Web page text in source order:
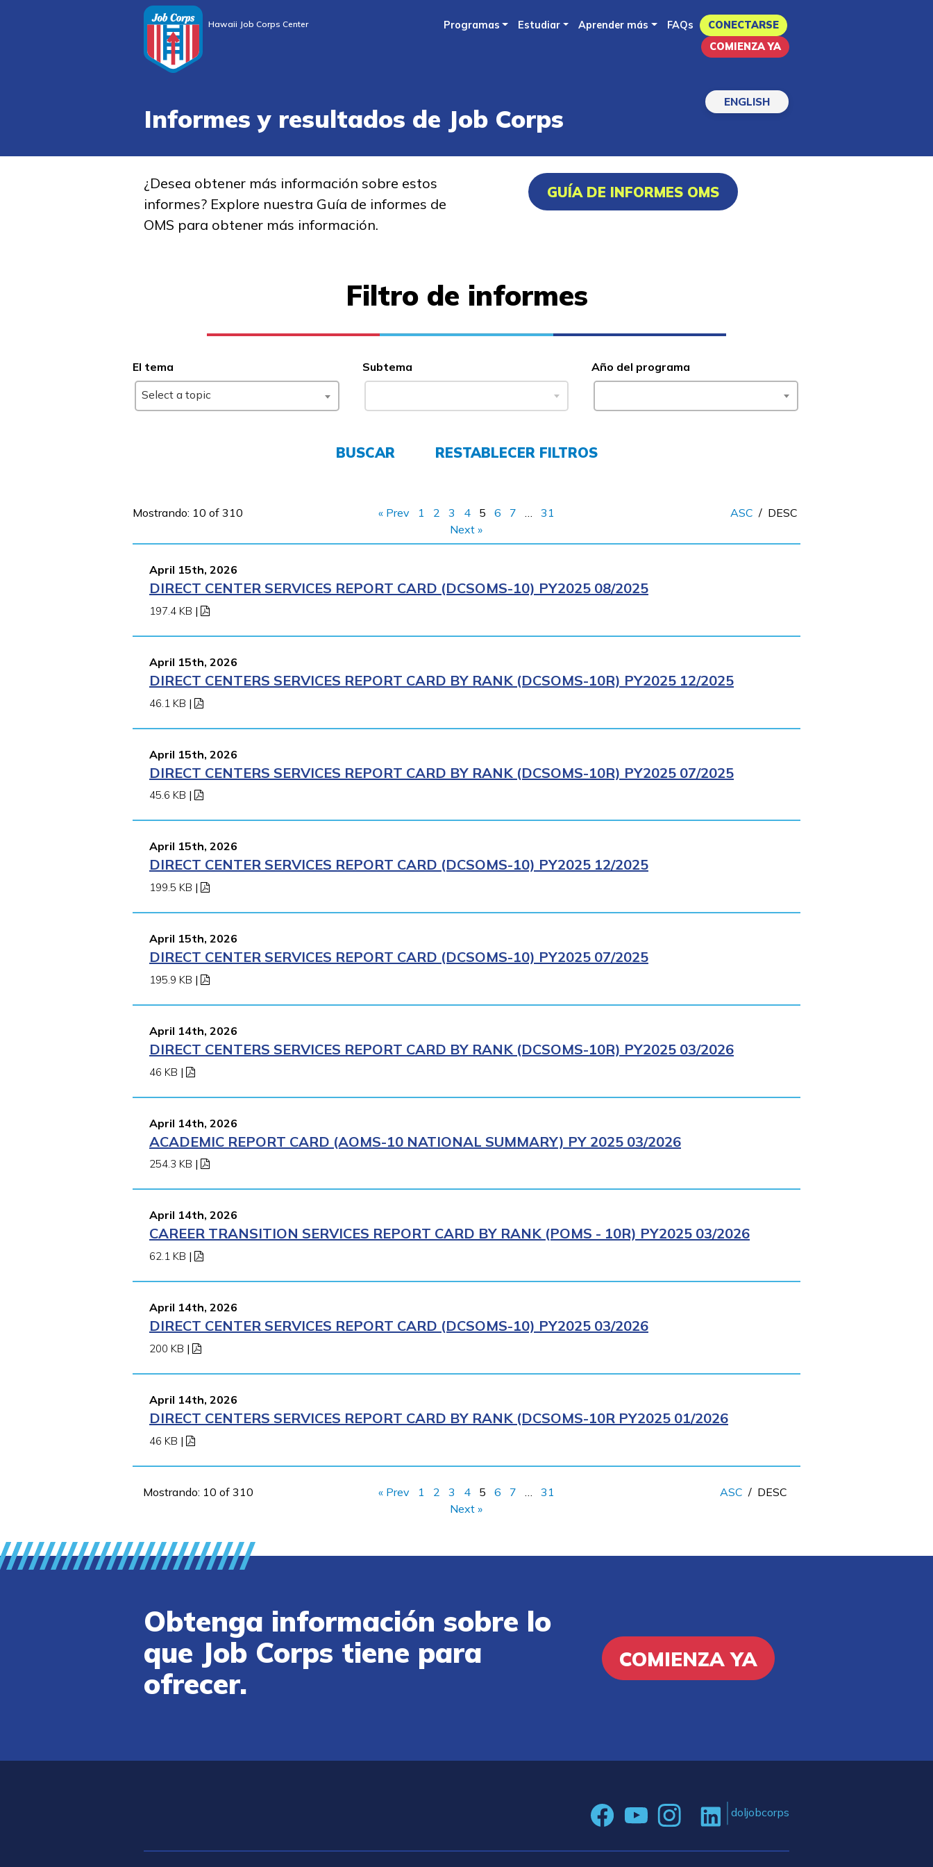
to
Hawaii Job Corps Center Programas Estudiar Aprender más FAQs
CONECTARSE
COMIENZA YA
ENGLISH
Informes y resultados de Job Corps
¿Desea obtener más información sobre estos
informes? Explore nuestra Guía de informes de
OMS para obtener más información.
GUÍA DE INFORMES OMS
Filtro de informes
El tema
Select a topic
Subtema Año del programa
BUSCAR RESTABLECER FILTROS
Mostrando: 10 of 310 « Prev 1 2 3 4 5 6 7 …
31
Next »
ASC / DESC
April 15th, 2026
DIRECT CENTER SERVICES REPORT CARD (DCSOMS-10) PY2025 08/2025
197.4 KB |
April 15th, 2026
DIRECT CENTERS SERVICES REPORT CARD BY RANK (DCSOMS-10R) PY2025 12/2025
46.1 KB |
April 15th, 2026
DIRECT CENTERS SERVICES REPORT CARD BY RANK (DCSOMS-10R) PY2025 07/2025
45.6 KB |
April 15th, 2026
DIRECT CENTER SERVICES REPORT CARD (DCSOMS-10) PY2025 12/2025
199.5 KB |
April 15th, 2026
DIRECT CENTER SERVICES REPORT CARD (DCSOMS-10) PY2025 07/2025
195.9 KB |
April 14th, 2026
DIRECT CENTERS SERVICES REPORT CARD BY RANK (DCSOMS-10R) PY2025 03/2026
46 KB |
April 14th, 2026
ACADEMIC REPORT CARD (AOMS-10 NATIONAL SUMMARY) PY 2025 03/2026
254.3 KB |
April 14th, 2026
CAREER TRANSITION SERVICES REPORT CARD BY RANK (POMS - 10R) PY2025 03/2026
62.1 KB |
April 14th, 2026
DIRECT CENTER SERVICES REPORT CARD (DCSOMS-10) PY2025 03/2026
200 KB |
April 14th, 2026
DIRECT CENTERS SERVICES REPORT CARD BY RANK (DCSOMS-10R PY2025 01/2026
46 KB |
Mostrando: 10 of 310 « Prev 1 2 3 4 5 6 7
31
Next »
ASC / DESC
Obtenga información sobre lo
que Job Corps tiene para
ofrecer.
COMIENZA YA
doljobcorps